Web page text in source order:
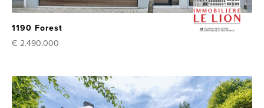
1190 Forest
€ 2.490.000